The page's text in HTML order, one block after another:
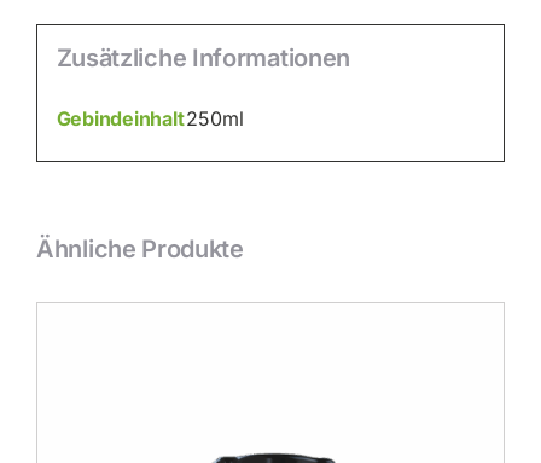
Zusätzliche Informationen
Gebindeinhalt250ml
Ähnliche Produkte